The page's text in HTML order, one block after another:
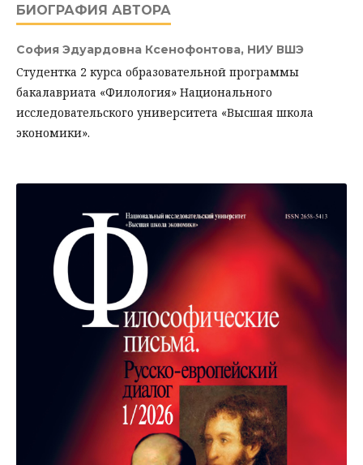
БИОГРАФИЯ АВТОРА
София Эдуардовна Ксенофонтова, НИУ ВШЭ
Студентка 2 курса образовательной программы
бакалавриата «Филология» Национального
исследовательского университета «Высшая школа
экономики».